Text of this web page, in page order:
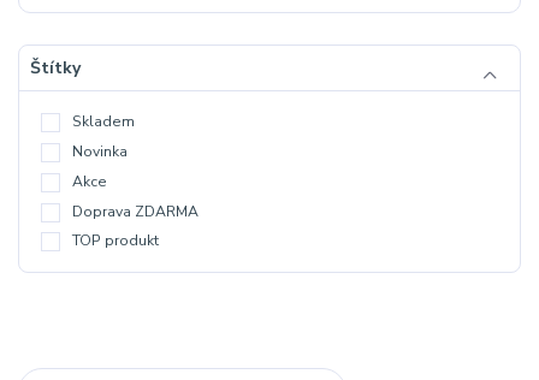
Štítky
Skladem
Novinka
Akce
Doprava ZDARMA
TOP produkt